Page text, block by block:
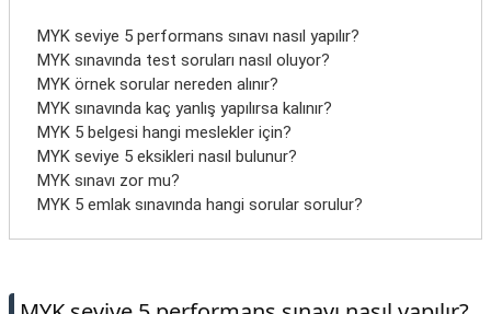
MYK seviye 5 performans sınavı nasıl yapılır?
MYK sınavında test soruları nasıl oluyor?
MYK örnek sorular nereden alınır?
MYK sınavında kaç yanlış yapılırsa kalınır?
MYK 5 belgesi hangi meslekler için?
MYK seviye 5 eksikleri nasıl bulunur?
MYK sınavı zor mu?
MYK 5 emlak sınavında hangi sorular sorulur?